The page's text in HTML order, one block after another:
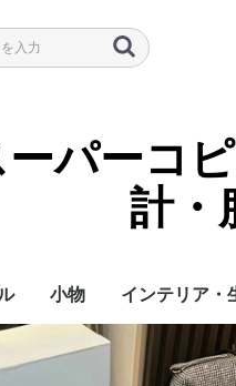
パーコ
計・
ンド
VUITTON
FACE
𝗚𝗢𝗢𝗦𝗘
小物
ぼうし
ネクタイ
ハンカチ
スマホケース
サングラス・アイウェ
アクセサリー
マフラー/スカーフ
傘
バッグチャーム
バッグストラップ
カード（コイン）ケー
キーケース
時計
手袋
ヘアアクセサリー
インテリア・
寝具
ブランケット
カーペット絨
クッションカ
ッション
小物入れ収納
バスタオル
QRコード